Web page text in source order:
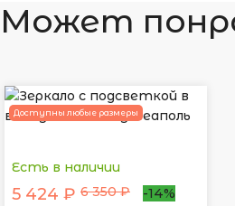
Может
Доступны любые размеры
Есть в наличии
5 424 ₽ 6 350 ₽
-14%